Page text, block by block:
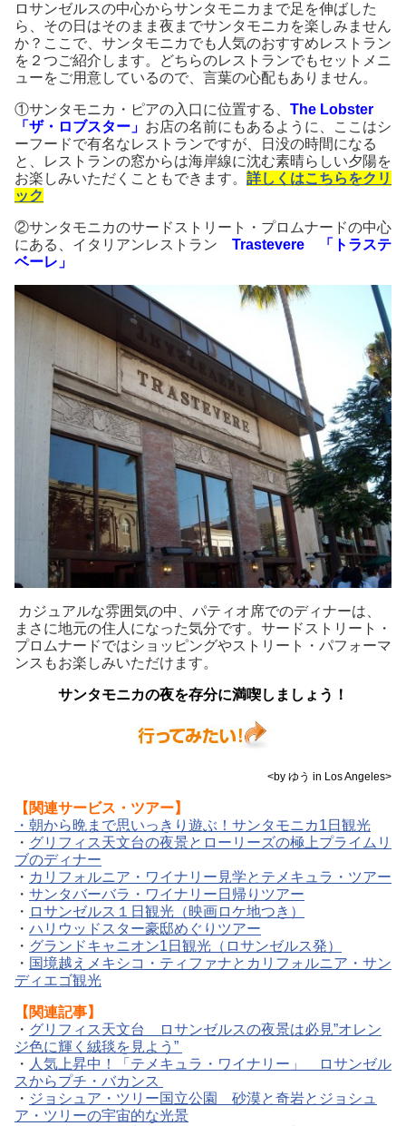
ロサンゼルスの中心からサンタモニカまで足を伸ばした
ら、その日はそのまま夜までサンタモニカを楽しみません
か？ここで、サンタモニカでも人気のおすすめレストラン
を２つご紹介します。どちらのレストランでもセットメニ
ューをご用意しているので、言葉の心配もありません。
①サンタモニカ・ピアの入口に位置する、 The Lobster
「ザ・ロブスター」 お店の名前にもあるように、ここはシ
ーフードで有名なレストランですが、日没の時間になる
と、レストランの窓からは海岸線に沈む素晴らしい夕陽を
お楽しみいただくこともできます。 詳しくはこちらをクリ
ック
②サンタモニカのサードストリート・プロムナードの中心
にある、イタリアンレストラン Trastevere 「トラステ
ベーレ」
カジュアルな雰囲気の中、パティオ席でのディナーは、
まさに地元の住人になった気分です。サードストリート・
プロムナードではショッピングやストリート・パフォーマ
ンスもお楽しみいただけます。
サンタモニカの夜を存分に満喫しましょう！
<by ゆう in Los Angeles>
【関連サービス・ツアー】
・朝から晩まで思いっきり遊ぶ！サンタモニカ1日観光
・ グリフィス天文台の夜景とローリーズの極上プライムリ
ブのディナー
・ カリフォルニア・ワイナリー見学とテメキュラ・ツアー
・ サンタバーバラ・ワイナリー日帰りツアー
・ ロサンゼルス１日観光（映画ロケ地つき）
・ ハリウッドスター豪邸めぐりツアー
・ グランドキャニオン1日観光（ロサンゼルス発）
・ 国境越えメキシコ・ティファナとカリフォルニア・サン
ディエゴ観光
【関連記事】
・ グリフィス天文台 ロサンゼルスの夜景は必見”オレン
ジ色に輝く絨毯を見よう”
・ 人気上昇中！「テメキュラ・ワイナリー」 ロサンゼル
スからプチ・バカンス
・ ジョシュア・ツリー国立公園 砂漠と奇岩とジョシュ
ア・ツリーの宇宙的な光景